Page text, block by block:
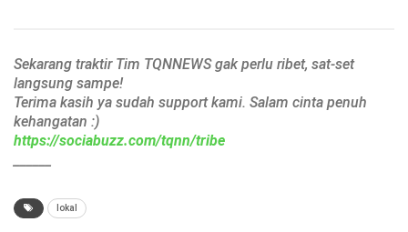
Sekarang traktir Tim TQNNEWS gak perlu ribet, sat-set
langsung sampe!
Terima kasih ya sudah support kami. Salam cinta penuh
kehangatan :)
https://sociabuzz.com/tqnn/tribe
lokal